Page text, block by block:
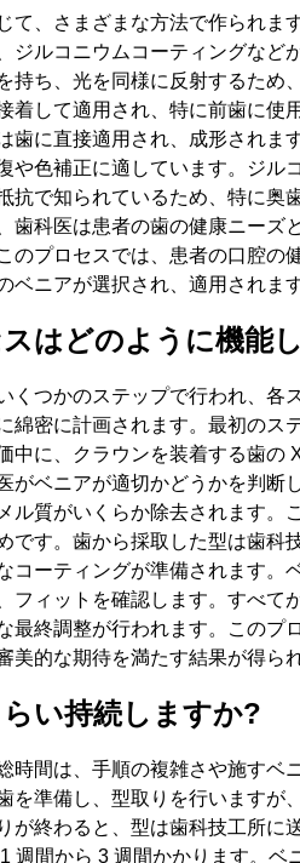
て、さまざまな方法で作られま
ジルコニウムコーティングなど
持ち、光を同様に反射するため
着して適用され、特に前歯に使
歯に直接適用され、成形されま
や色補正に適しています。ジル
抗で知られているため、特に奥
歯科医は患者の歯の健康ニーズ
のプロセスでは、患者の口腔の
ニアが選択され、適用されます
はどのように機能
くつかのステップで行われ、各
綿密に計画されます。最初のス
中に、クラウンを装着する歯の
がベニアが適切かどうかを判断
ル質がいくらか除去されます。
です。歯から採取した型は歯科
コーティングが準備されます。
フィットを確認します。すべて
最終調整が行われます。このプ
的な期待を満たす結果が得られ
い持続しますか?
時間は、手順の複雑さや施すベ
を準備し、型取りを行いますが
が終わると、型は歯科技工所に
週間から 3 週間かかります。ベ